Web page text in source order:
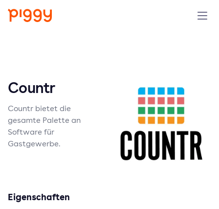
Preise
Countr
Countr bietet die
gesamte Palette an
Software für
Gastgewerbe.
Eigenschaften